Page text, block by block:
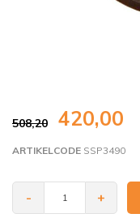
508,20 420,00
ARTIKELCODE SSP3490
- +